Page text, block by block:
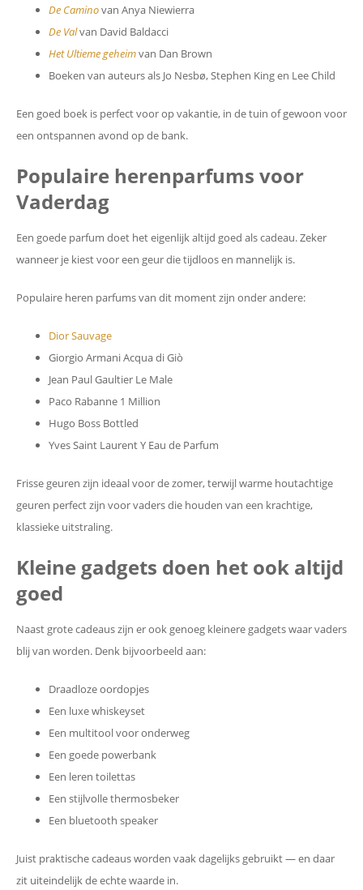
De Caminovan Anya Niewierra
De Valvan David Baldacci
Het Ultieme geheimvan Dan Brown
Boeken van auteurs als Jo Nesbø, Stephen King en Lee Child
Een goed boek is perfect voor op vakantie, in de tuin of gewoon voor
een ontspannen avond op de bank.
Populaire herenparfums voor
Vaderdag
Een goede parfum doet het eigenlijk altijd goed als cadeau. Zeker
wanneer je kiest voor een geur die tijdloos en mannelijk is.
Populaire heren parfums van dit moment zijn onder andere:
Dior Sauvage
Giorgio Armani Acqua di Giò
Jean Paul Gaultier Le Male
Paco Rabanne 1 Million
Hugo Boss Bottled
Yves Saint Laurent Y Eau de Parfum
Frisse geuren zijn ideaal voor de zomer, terwijl warme houtachtige
geuren perfect zijn voor vaders die houden van een krachtige,
klassieke uitstraling.
Kleine gadgets doen het ook altijd
goed
Naast grote cadeaus zijn er ook genoeg kleinere gadgets waar vaders
blij van worden. Denk bijvoorbeeld aan:
Draadloze oordopjes
Een luxe whiskeyset
Een multitool voor onderweg
Een goede powerbank
Een leren toilettas
Een stijlvolle thermosbeker
Een bluetooth speaker
Juist praktische cadeaus worden vaak dagelijks gebruikt — en daar
zit uiteindelijk de echte waarde in.